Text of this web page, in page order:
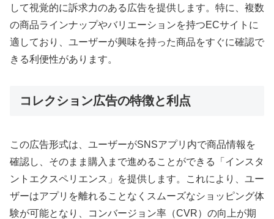
して視覚的に訴求力のある広告を提供します。特に、複数
の商品ラインナップやバリエーションを持つECサイトに
適しており、ユーザーが興味を持った商品をすぐに確認で
きる利便性があります。
コレクション広告の特徴と利点
この広告形式は、ユーザーがSNSアプリ内で商品情報を
確認し、そのまま購入まで進めることができる「インスタ
ントエクスペリエンス」を提供します。これにより、ユー
ザーはアプリを離れることなくスムーズなショッピング体
験が可能となり、コンバージョン率（CVR）の向上が期